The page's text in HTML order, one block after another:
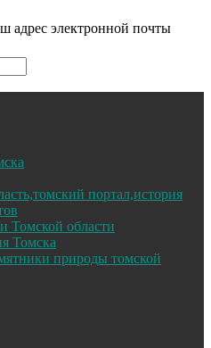
адрес электронной почты
портал,история
Томской области
Томска
природы томской